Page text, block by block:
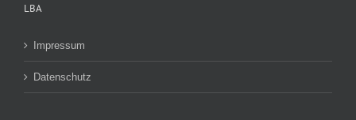
LBA
Impressum
Datenschutz